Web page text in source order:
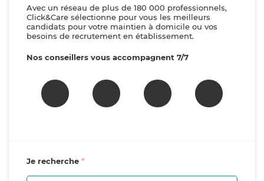
Avec un réseau de plus de 180 000 professionnels,
Click&Care sélectionne pour vous les meilleurs
candidats pour votre maintien à domicile ou vos
besoins de recrutement en établissement.
Nos conseillers vous accompagnent 7/7
Je recherche